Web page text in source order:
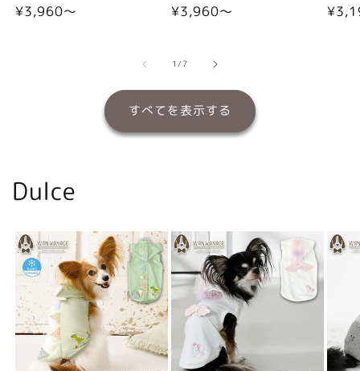
通
¥3,960〜
通
格
¥3,960〜
通
1/の
7
すべてを表示する
Dulce